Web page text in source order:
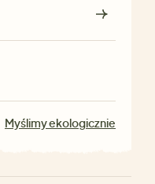
Myślimy ekologicznie